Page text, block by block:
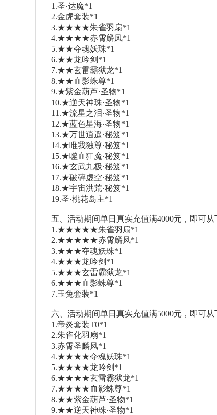
1.圣·达魔*1
2.金虎套装*1
3.★★★★朱雀羽扇*1
4.★★★★赤霄麟凤*1
5.★★夺魂妖珠*1
6.★★龙吟剑*1
7.★★玄雷霸狱龙*1
8.★★血影蛛尊*1
9.★紫金葫芦·圣物*1
10.★逆天神珠·圣物*1
11.★流星之泪·圣物*1
12.★蓝色星海·圣物*1
13.★万世逍遥·秘笈*1
14.★唯我独尊·秘笈*1
15.★噬血狂魔·秘笈*1
16.★玄武九极·秘笈*1
17.★破碎虚空·秘笈*1
18.★宇宙洪荒·秘笈*1
19.圣·桃花岛主*1
五、活动期间单日真实充值满4000元，即可
1.★★★★★朱雀羽扇*1
2.★★★★★赤霄麟凤*1
3.★★★夺魂妖珠*1
4.★★★龙吟剑*1
5.★★★玄雷霸狱龙*1
6.★★★血影蛛尊*1
7.玉兔套装*1
六、活动期间单日真实充值满5000元，即可
1.帝炎套装T0*1
2.朱雀化羽扇*1
3.赤霄圣麟凤*1
4.★★★★夺魂妖珠*1
5.★★★★龙吟剑*1
6.★★★★玄雷霸狱龙*1
7.★★★★血影蛛尊*1
8.★★紫金葫芦·圣物*1
9.★★逆天神珠·圣物*1